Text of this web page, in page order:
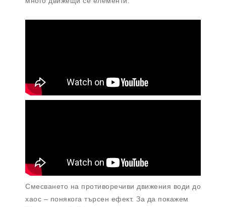
Смесването на противоречиви движения води до
хаос – понякога търсен ефект. За да покажем